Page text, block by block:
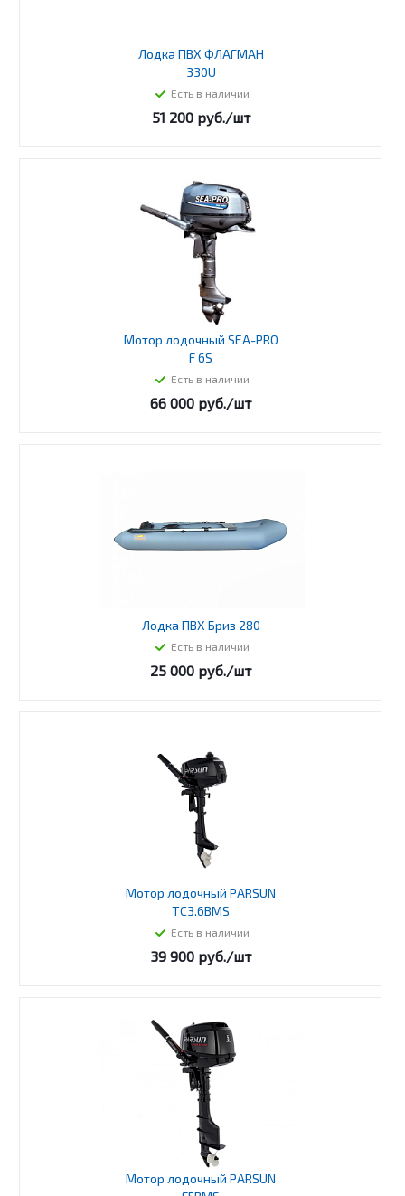
Лодка ПВХ ФЛАГМАН
330U
Есть в наличии
51 200руб./шт
Мотор лодочный SEA-PRO
F 6S
Есть в наличии
66 000 руб./шт
Лодка ПВХ Бриз 280
Есть в наличии
25 000 руб./шт
Мотор лодочный PARSUN
TC3.6BMS
Есть в наличии
39 900руб./шт
Мотор лодочный PARSUN